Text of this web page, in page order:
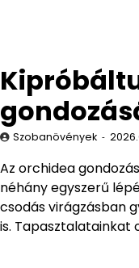
Szobanövények
Az orchidea
néhány egyszerű
csodás virágzásban
is. Tapasztalatainkat